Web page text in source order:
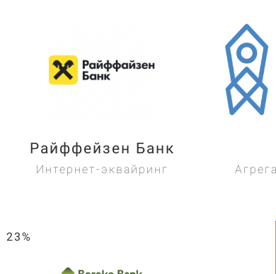
Райффейзен Банк
Интернет-эквайринг
23%